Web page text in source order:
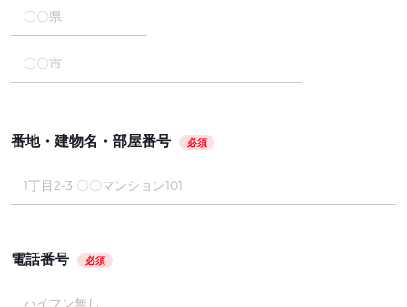
番地・建物名・部屋番号 必須
電話番号 必須